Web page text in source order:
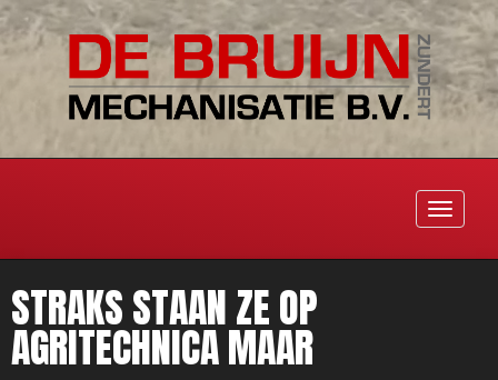
Toggle
STRAKS STAAN ZE OP
AGRITECHNICA MAAR